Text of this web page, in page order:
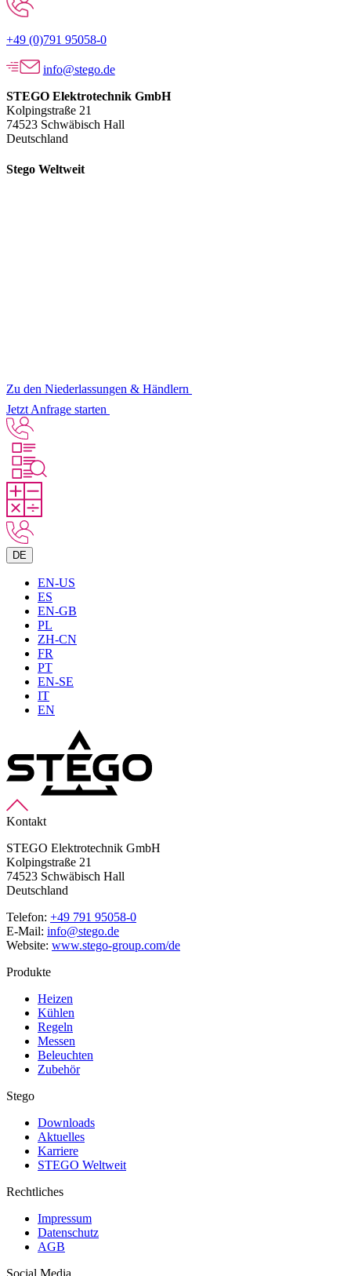
+49 (0)791 95058-0
info@stego.de
STEGO Elektrotechnik GmbH
Kolpingstraße 21
74523 Schwäbisch Hall
Deutschland
Stego Weltweit
Zu den Niederlassungen & Händlern
Jetzt Anfrage starten
DE
EN-US
ES
EN-GB
PL
ZH-CN
FR
PT
EN-SE
IT
EN
Kontakt
STEGO Elektrotechnik GmbH
Kolpingstraße 21
74523 Schwäbisch Hall
Deutschland
Telefon: +49 791 95058-0
E-Mail: info@stego.de
Website: www.stego-group.com/de
Produkte
Heizen
Kühlen
Regeln
Messen
Beleuchten
Zubehör
Stego
Downloads
Aktuelles
Karriere
STEGO Weltweit
Rechtliches
Impressum
Datenschutz
AGB
Social Media